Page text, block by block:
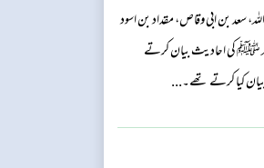
سعد بن ابی وقاص، مقداد بن اسود
ﷺ کی احادیث بیان کرتے
کیا کرتے تھے۔...